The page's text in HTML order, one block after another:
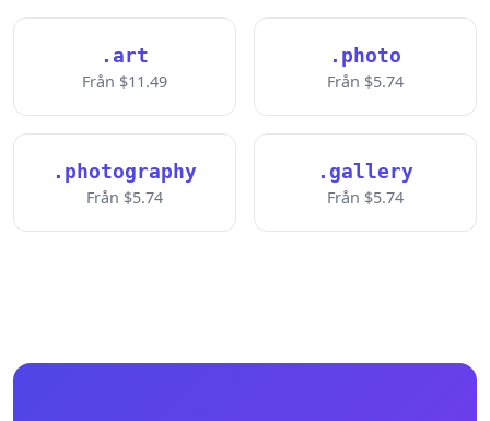
.art
Från $11.49
.photo
Från $5.74
.photography
Från $5.74
.gallery
Från $5.74